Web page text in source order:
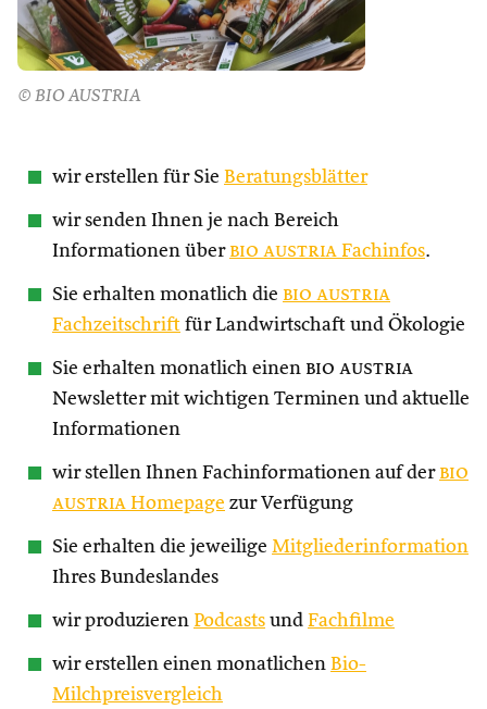
© BIO AUSTRIA
wir erstellen für Sie Beratungsblätter
wir senden Ihnen je nach Bereich
Informationen über bio austria Fachinfos.
Sie erhalten monatlich die bio austria
Fachzeitschrift für Landwirtschaft und Ökologie
Sie erhalten monatlich einen bio austria
Newsletter mit wichtigen Terminen und aktuelle
Informationen
wir stellen Ihnen Fachinformationen auf der bio
austria Homepage zur Verfügung
Sie erhalten die jeweilige Mitgliederinformation
Ihres Bundeslandes
wir produzieren Podcasts und Fachfilme
wir erstellen einen monatlichen Bio-
Milchpreisvergleich